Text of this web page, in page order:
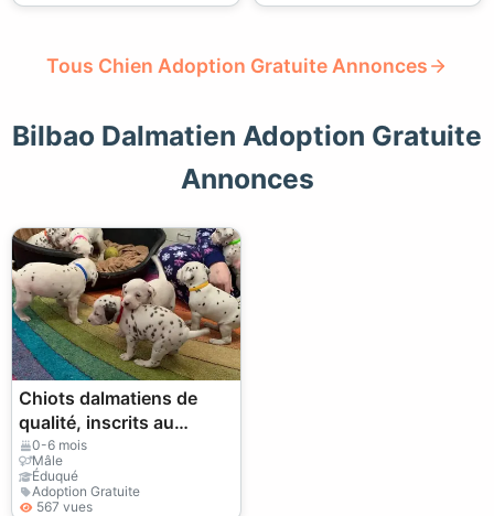
Tous Chien Adoption Gratuite Annonces
Bilbao Dalmatien Adoption Gratuite
Annonces
Chiots dalmatiens de
qualité, inscrits au
Kennel Club,
disponibles. J'ai 2 mâles
et 8 femelles.
0-6 mois
Mâle
Éduqué
Adoption Gratuite
567 vues